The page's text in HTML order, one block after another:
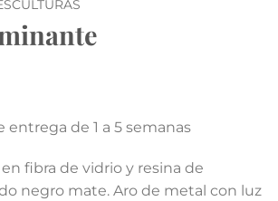
entrega de 1 a 5 semanas
fibra de vidrio y resina de
negro mate. Aro de metal con luz